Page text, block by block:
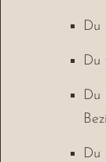
Du
Du
Du
Du